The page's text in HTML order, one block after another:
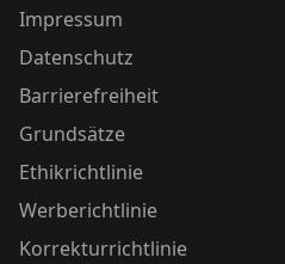
Impressum
Datenschutz
Barrierefreiheit
Grundsätze
Ethikrichtlinie
Werberichtlinie
Korrekturrichtlinie